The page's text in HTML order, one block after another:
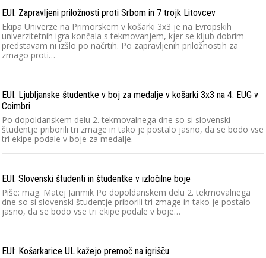
EUI: Zapravljeni priložnosti proti Srbom in 7 trojk Litovcev
Ekipa Univerze na Primorskem v košarki 3x3 je na Evropskih
univerzitetnih igra končala s tekmovanjem, kjer se kljub dobrim
predstavam ni izšlo po načrtih. Po zapravljenih priložnostih za
zmago proti…
EUI: Ljubljanske študentke v boj za medalje v košarki 3x3 na 4. EUG v
Coimbri
Po dopoldanskem delu 2. tekmovalnega dne so si slovenski
študentje priborili tri zmage in tako je postalo jasno, da se bodo vse
tri ekipe podale v boje za medalje.
EUI: Slovenski študenti in študentke v izločilne boje
Piše: mag. Matej Janmik Po dopoldanskem delu 2. tekmovalnega
dne so si slovenski študentje priborili tri zmage in tako je postalo
jasno, da se bodo vse tri ekipe podale v boje…
EUI: Košarkarice UL kažejo premoč na igrišču